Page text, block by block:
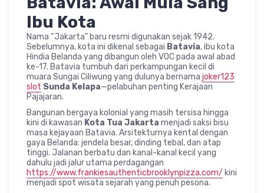
Ibu Kota
Nama “Jakarta” baru resmi digunakan sejak 1942.
Sebelumnya, kota ini dikenal sebagai Batavia, ibu kota
Hindia Belanda yang dibangun oleh VOC pada awal abad
ke-17. Batavia tumbuh dari perkampungan kecil di
muara Sungai Ciliwung yang dulunya bernama joker123
slot Sunda Kelapa—pelabuhan penting Kerajaan
Pajajaran.
Bangunan bergaya kolonial yang masih tersisa hingga
kini di kawasan Kota Tua Jakarta menjadi saksi bisu
masa kejayaan Batavia. Arsitekturnya kental dengan
gaya Belanda: jendela besar, dinding tebal, dan atap
tinggi. Jalanan berbatu dan kanal-kanal kecil yang
dahulu jadi jalur utama perdagangan
https://www.frankiesauthenticbrooklynpizza.com/ kini
menjadi spot wisata sejarah yang penuh pesona.